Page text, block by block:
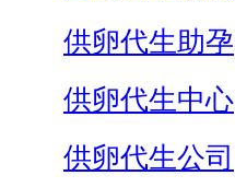
供卵代生助孕
供卵代生中心
供卵代生公司